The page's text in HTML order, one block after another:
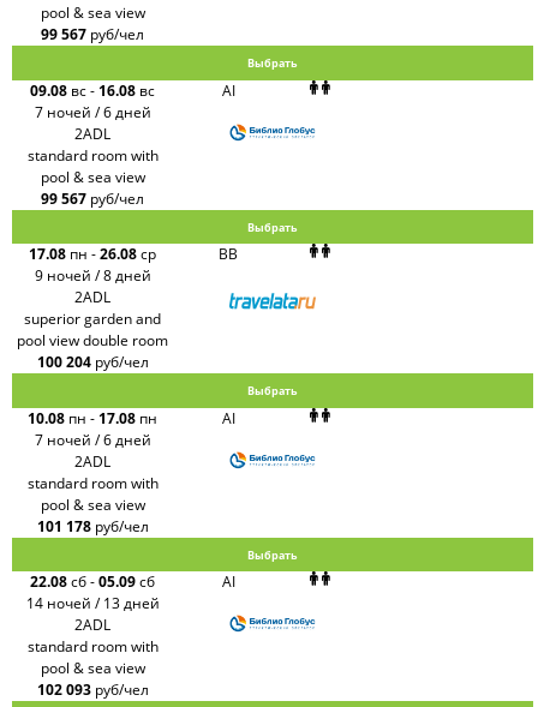
pool & sea view
99 567 руб/чел
Выбрать
09.08 вс- 16.08 вс
7 ночей / 6 дней
AI
2ADL
standard room with
pool & sea view
99 567 руб/чел
Выбрать
17.08 пн -26.08ср
9 ночей / 8 дней
BB
2ADL
superior garden and
pool view double room
100 204 руб/чел
Выбрать
10.08 пн - 17.08 пн
7 ночей / 6 дней
AI
2ADL
standard room with
pool & sea view
101 178 руб/чел
Выбрать
22.08сб-05.09сб
14 ночей / 13 дней
AI
2ADL
standard room with
pool & sea view
102 093 руб/чел